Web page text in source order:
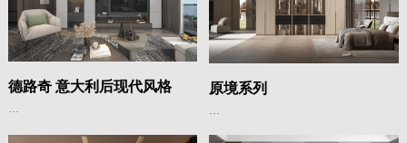
德路奇 意大利后现代风格 原境系列
...